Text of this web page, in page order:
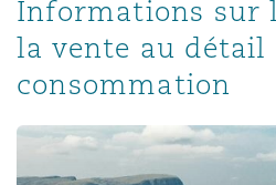
Informations sur
la vente au détail
consommation